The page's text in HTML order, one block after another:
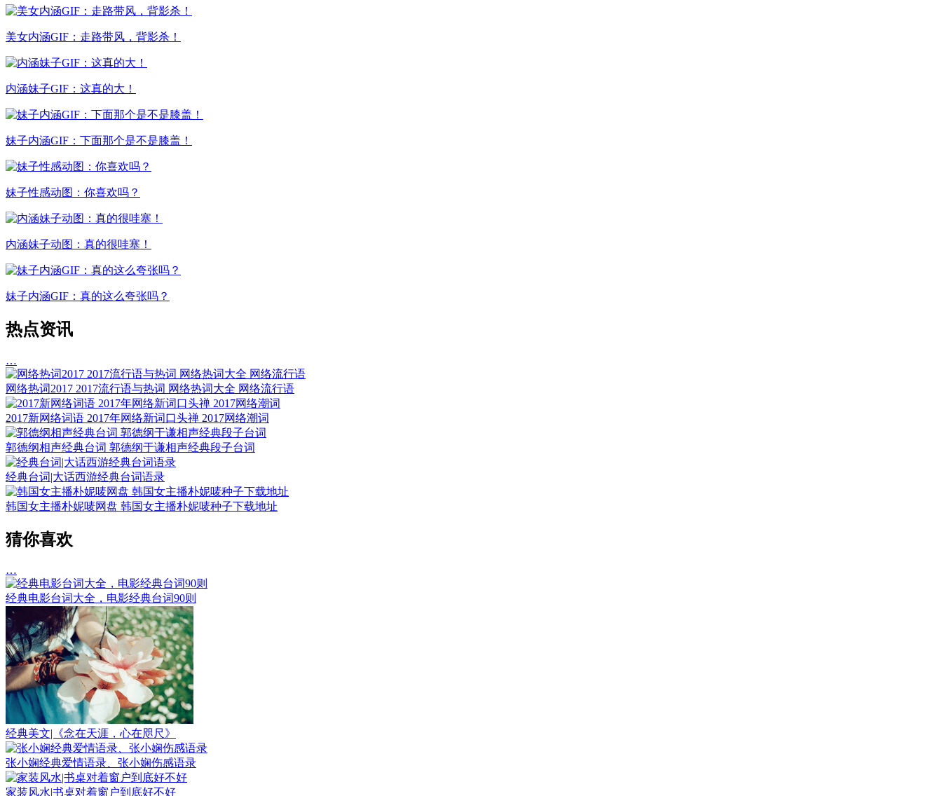
美女内涵GIF：走路带风，背影杀！
内涵妹子GIF：这真的大！
妹子内涵GIF：下面那个是不是膝盖！
妹子性感动图：你喜欢吗？
内涵妹子动图：真的很哇塞！
妹子内涵GIF：真的这么夸张吗？
热点资讯
…
网络热词2017 2017流行语与热词 网络热词大全 网络流行语
2017新网络词语 2017年网络新词口头禅 2017网络潮词
郭德纲相声经典台词 郭德纲于谦相声经典段子台词
经典台词|大话西游经典台词语录
韩国女主播朴妮唛网盘 韩国女主播朴妮唛种子下载地址
猜你喜欢
…
经典电影台词大全，电影经典台词90则
经典美文|《念在天涯，心在咫尺》
张小娴经典爱情语录、张小娴伤感语录
家装风水|书桌对着窗户到底好不好